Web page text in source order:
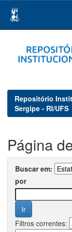
navigation
Repositório
Sergipe - RI/UFS
Página
Buscar em:
por
Filtros correntes: